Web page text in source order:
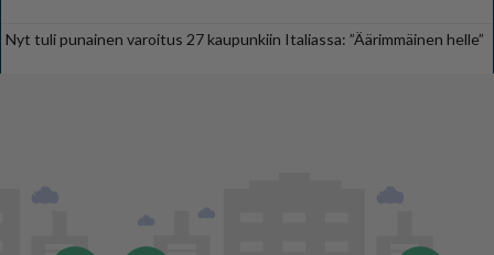
Nyt tuli punainen varoitus 27 kaupunkiin Italiassa: ”Äärimmäinen helle”